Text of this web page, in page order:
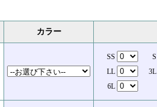
カラー
SS S
LL
3L
6L